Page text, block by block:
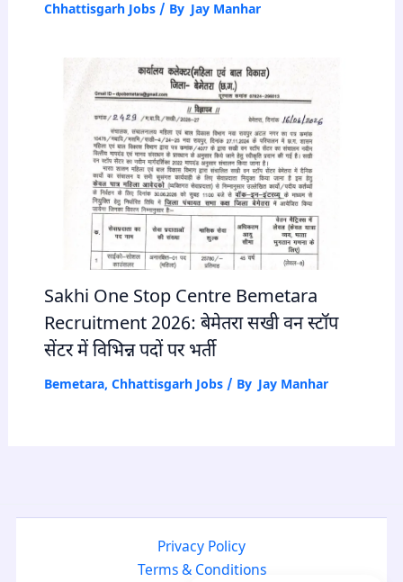
Chhattisgarh Jobs/ By Jay Manhar
Sakhi One Stop Centre Bemetara
Recruitment 2026: बेमेतरा सखी वन स्टॉप
सेंटर में विभिन्न पदों पर भर्ती
Bemetara, Chhattisgarh Jobs/ By Jay Manhar
Privacy Policy
Terms & Conditions